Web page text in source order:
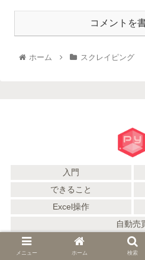
コメントを
ホーム スクレイピング
入門
できること
Excel操作
自動売
© 2021 Python初心者
メニュー ホーム 検索